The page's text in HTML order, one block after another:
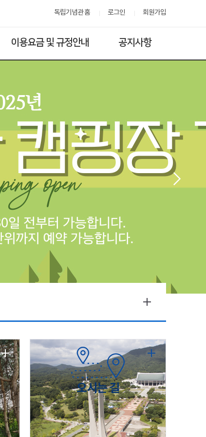
독립기념관 홈 로그인 회원가입
이용요금 및 규정안내 공지사항
오시는 길